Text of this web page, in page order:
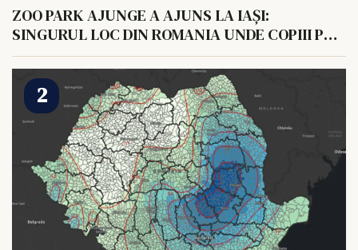
ZOO PARK AJUNGE A AJUNS LA IAȘI:
SINGURUL LOC DIN ROMANIA UNDE COPIII POT
HRANI UN ELEFANT